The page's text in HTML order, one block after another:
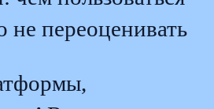
не переоценивать